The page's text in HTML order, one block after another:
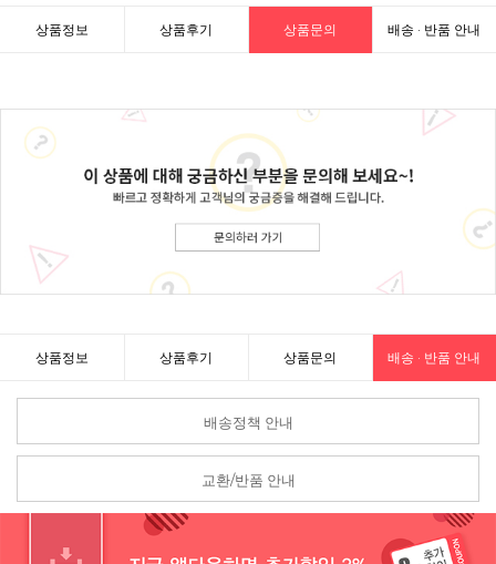
상품정보 상품후기 상품문의 배송 · 반품 안내
상품정보 상품후기 상품문의 배송 · 반품 안내
배송정책 안내
교환/반품 안내